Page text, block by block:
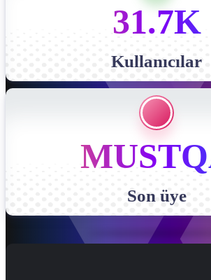
31.7K
Kullanıcılar
Son üye